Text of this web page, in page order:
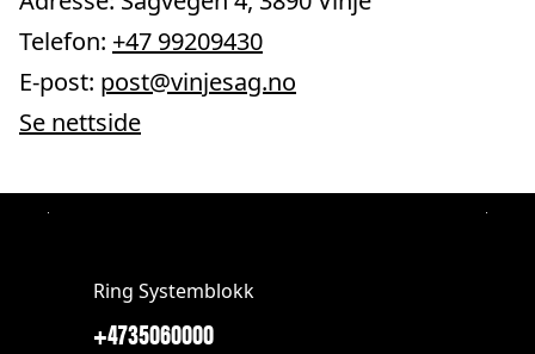
Telefon: +47 99209430
E-post: post@vinjesag.no
Se nettside
Ring Systemblokk
+4735060000